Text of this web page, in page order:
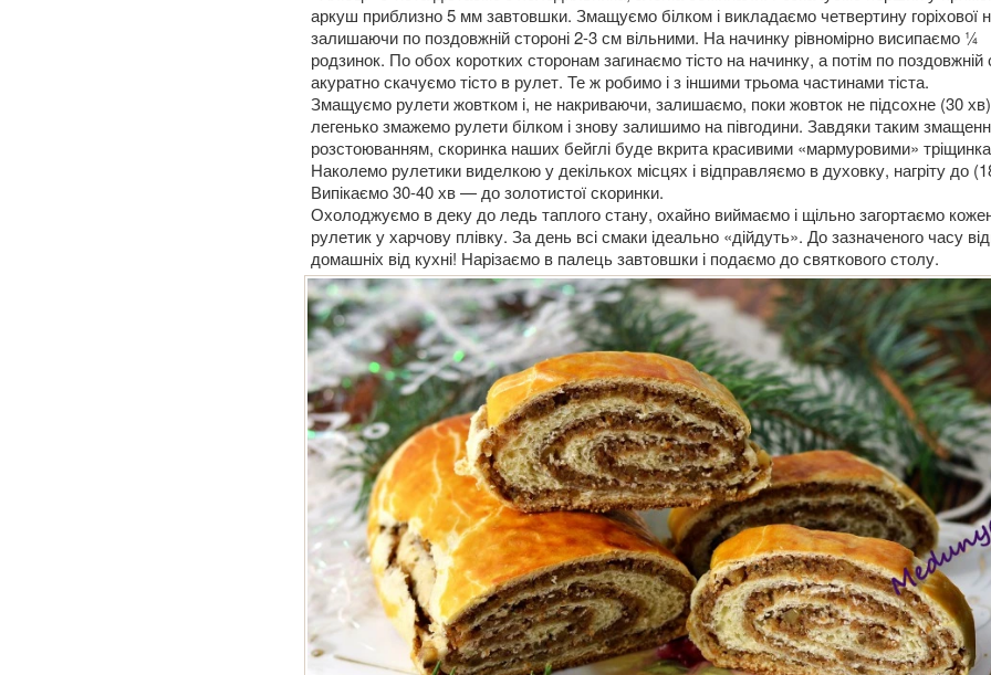
аркуш приблизно 5 мм завтовшки. Змащуємо білком і викладаємо четвертину горіхової
залишаючи по поздовжній стороні 2-3 см вільними. На начинку рівномірно висипаємо ¼
родзинок. По обох коротких сторонам загинаємо тісто на начинку, а потім по поздовжній
акуратно скачуємо тісто в рулет. Те ж робимо і з іншими трьома частинами тіста.
Змащуємо рулети жовтком і, не накриваючи, залишаємо, поки жовток не підсохне (30
легенько змажемо рулети білком і знову залишимо на півгодини. Завдяки таким
розстоюванням, скоринка наших бейглі буде вкрита красивими «мармуровими»
Наколемо рулетики виделкою у декількох місцях і відправляємо в духовку, нагріту до
Випікаємо 30-40 хв — до золотистої скоринки.
Охолоджуємо в деку до ледь таплого стану, охайно виймаємо і щільно загортаємо
рулетик у харчову плівку. За день всі смаки ідеально «дійдуть». До зазначеного часу
домашніх від кухні! Нарізаємо в палець завтовшки і подаємо до святкового столу.